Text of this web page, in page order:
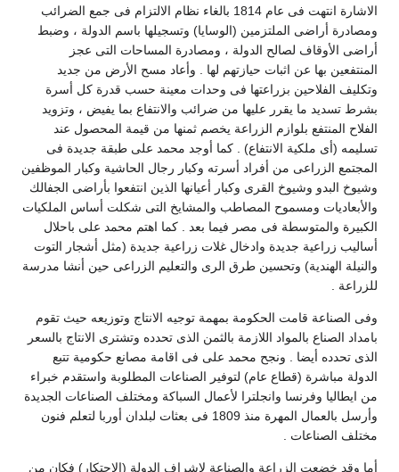
الاشارة انتهت فى عام 1814 بالغاء نظام الالتزام فى جمع الضرائب
ومصادرة أراضى الملتزمين (الوسايا) وتسجيلها باسم الدولة ، وضبط
أراضى الأوقاف لصالح الدولة ، ومصادرة المساحات التى عجز
المنتفعين بها عن اثبات حيازتهم لها . وأعاد مسح الأرض من جديد
وتكليف الفلاحين بزراعتها فى وحدات معينة حسب قدرة كل أسرة
بشرط تسديد ما يقرر عليها من ضرائب والانتفاع بما يفيض ، وتزويد
الفلاح المنتفع بلوازم الزراعة يخصم ثمنها من قيمة المحصول عند
تسليمه (أى ملكية الانتفاع) . كما أوجد محمد على طبقة جديدة فى
المجتمع الزراعى من أفراد أسرته وكبار رجال الحاشية وكبار الموظفين
وشيوخ البدو وشيوخ القرى وكبار أعيانها الذين انتفعوا بأراضى الجفالك
والأبعاديات ومسموح المصاطب والمشايخ التى شكلت أساس الملكيات
الكبيرة والمتوسطة فى مصر فيما بعد . كما اهتم محمد على باحلال
أساليب زراعية جديدة وادخال غلات زراعية جديدة (مثل أشجار التوت
والنيلة الهندية) وتحسين طرق الرى والتعليم الزراعى حين أنشا مدرسة
للزراعة .
وفى الصناعة قامت الحكومة بمهمة توجيه الانتاج وتوزيعه حيث تقوم
بامداد الصناع بالمواد اللازمة بالثمن الذى تحدده وتشترى الانتاج بالسعر
الذى تحدده أيضا . ونجح محمد على فى اقامة مصانع حكومية تتبع
الدولة مباشرة (قطاع عام) لتوفير الصناعات المطلوبة واستقدم خبراء
من ايطاليا وفرنسا وانجلترا لأعمال السباكة ومختلف الصناعات الجديدة
وأرسل بالعمال المهرة منذ 1809 فى بعثات لبلدان أوربا لتعلم فنون
مختلف الصناعات .
أما وقد خضعت الزراعة والصناعة لاشراف الدولة (الاحتكار) فكان من